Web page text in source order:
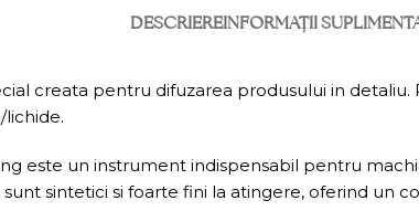
DESCRIEREINFORMAȚII
creata pentru difuzarea produsului in
este un instrument indispensabil pentru
sintetici si foarte fini la atingere, oferind un